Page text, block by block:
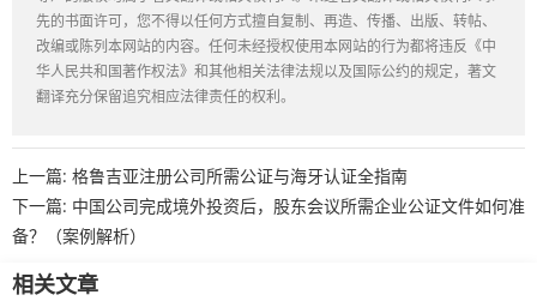
先的书面许可，您不得以任何方式擅自复制、再造、传播、出版、转帖、
改编或陈列本网站的内容。任何未经授权使用本网站的行为都将违反《中
华人民共和国著作权法》和其他相关法律法规以及国际公约的规定，著文
翻译充分保留追究相应法律责任的权利。
上一篇: 格鲁吉亚注册公司所需公证与海牙认证全指南
下一篇: 中国公司完成境外投资后，股东会议所需企业公证文件如何准
备？（案例解析）
相关文章